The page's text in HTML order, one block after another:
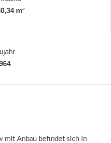
m²
mit Anbau befindet sich in